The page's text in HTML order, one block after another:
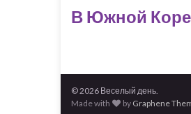
В Южной
© 2026 Веселый день.
Made with
by Graphene